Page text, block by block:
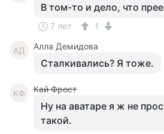
В том-то и дело, что
7 лет 1
АД Алла Демидова
Сталкивались? Я тоже.
КФ Кай Фрост
Ну на аватаре я ж не
такой.